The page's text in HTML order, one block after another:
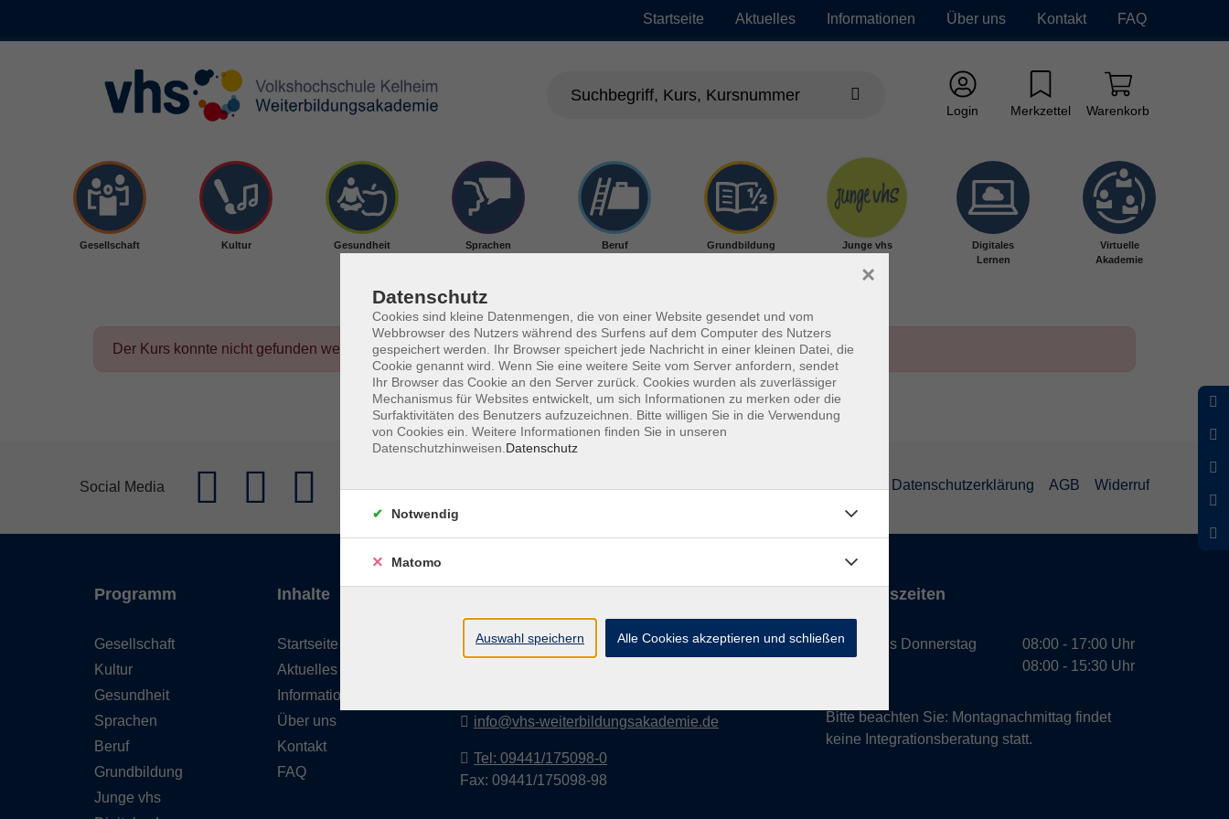
Startseite Aktuelles Informationen Über uns Kontakt FAQ
Login Merkzettel Warenkorb
Gesellschaft Kultur Gesundheit Sprachen Beruf Grundbildung Junge vhs
Digitales
Lernen
Virtuelle
Akademie
Der Kurs konnte nicht gefunden werden.
Social Media Datenschutzerklärung AGB Widerruf
Programm
Gesellschaft
Kultur
Gesundheit
Sprachen
Beruf
Grundbildung
Junge vhs
Inhalte
Startseite
Aktuelles
Informationen
Über uns
Kontakt
FAQ
Lederergasse 2
info@vhs-weiterbildungsakademie.de
Tel: 09441/175098-0
Fax: 09441/175098-98
Öffnungszeiten
Montag bis Donnerstag
08:00 - 17:00 Uhr
08:00 - 15:30 Uhr
Bitte beachten Sie: Montagnachmittag findet
keine Integrationsberatung statt.
Datenschutz
Cookies sind kleine Datenmengen, die von einer Website gesendet und vom
Webbrowser des Nutzers während des Surfens auf dem Computer des Nutzers
gespeichert werden. Ihr Browser speichert jede Nachricht in einer kleinen Datei, die
Cookie genannt wird. Wenn Sie eine weitere Seite vom Server anfordern, sendet
Ihr Browser das Cookie an den Server zurück. Cookies wurden als zuverlässiger
Mechanismus für Websites entwickelt, um sich Informationen zu merken oder die
Surfaktivitäten des Benutzers aufzuzeichnen. Bitte willigen Sie in die Verwendung
von Cookies ein. Weitere Informationen finden Sie in unseren
Datenschutzhinweisen. Datenschutz
×
Notwendig
Matomo
Auswahl speichern Alle Cookies akzeptieren und schließen